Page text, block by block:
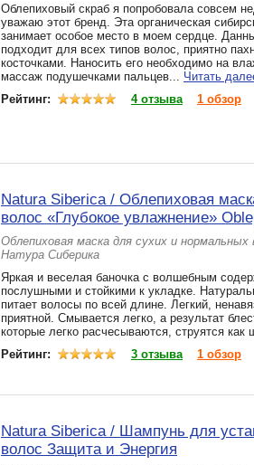
Облепиховый скраб я попробовала совсем
уважаю этот бренд. Эта органическая
занимает особое место в моем сердце.
подходит для всех типов волос, приятно
косточками. Наносить его необходимо на
массаж подушечками пальцев... Читать
Рейтинг:
4 отзыва 1 обзор
Natura Siberica / Облепиховая
волос «Глубокое увлажнение»
Облепиховая маска для сухих и нормальных
Натура Сиберика
Яркая и веселая баночка с волшебным
послушными и стойкими к укладке.
питает волосы по всей длине. Легкий,
приятной. Смывается легко, а результат
которые легко расчесываются, струятся как
Рейтинг:
3 отзыва 1 обзор
Natura Siberica / Шампунь для
волос Защита и Энергия